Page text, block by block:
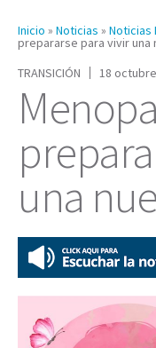
Inicio » Noticias » Noticias
prepararse para vivir una
TRANSICIÓN
18
una